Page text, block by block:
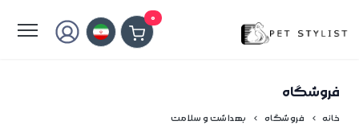
0
فروشگاه
خانه فروشگاه بهداشت و سلامت